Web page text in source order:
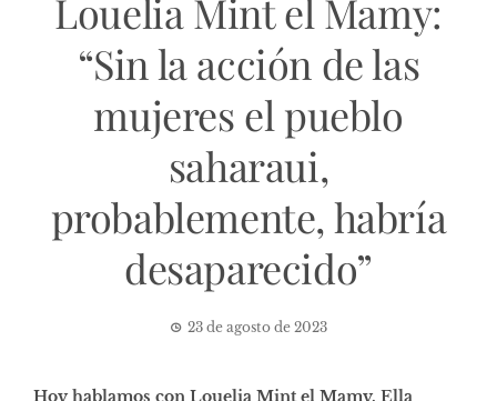
Louelia Mint el Mamy:
“Sin la acción de las
mujeres el pueblo
saharaui,
probablemente, habría
desaparecido”
23 de agosto de 2023
Hoy hablamos con Louelia Mint el Mamy. Ella